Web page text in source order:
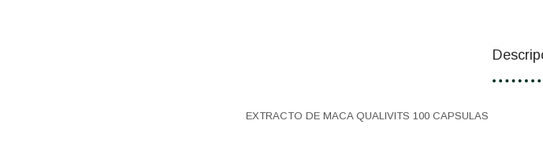
EXTRACTO DE MACA QUALIVITS 100 CAPSULAS